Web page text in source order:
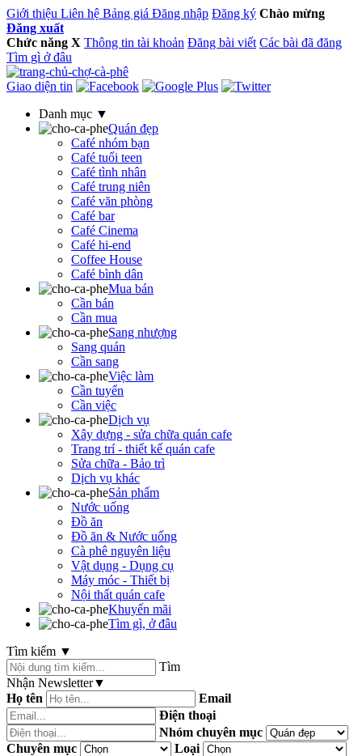
Giới thiệu Liên hệ Bảng giá Đăng nhập Đăng ký Chào mừng
Đăng xuất
Chức năng X Thông tin tài khoản Đăng bài viết Các bài đã đăng
Tìm gì ở đâu
Giao diện tin
Danh mục ▼
Quán đẹp
Café nhóm bạn
Café tuổi teen
Café tình nhân
Café trung niên
Café văn phòng
Café bar
Café Cinema
Café hi-end
Coffee House
Café bình dân
Mua bán
Cần bán
Cần mua
Sang nhượng
Sang quán
Cần sang
Việc làm
Cần tuyển
Cần việc
Dịch vụ
Xây dựng - sửa chữa quán cafe
Trang trí - thiết kế quán cafe
Sửa chữa - Bảo trì
Dịch vụ khác
Sản phẩm
Nước uống
Đồ ăn
Đồ ăn & Nước uống
Cà phê nguyên liệu
Vật dụng - Dụng cụ
Máy móc - Thiết bị
Nội thất quán cafe
Khuyến mãi
Tìm gì, ở đâu
Tìm kiếm ▼
Tìm
Nhận Newsletter▼
Họ tên
Email
Điện thoại
Nhóm chuyên mục
Chuyên mục
Loại